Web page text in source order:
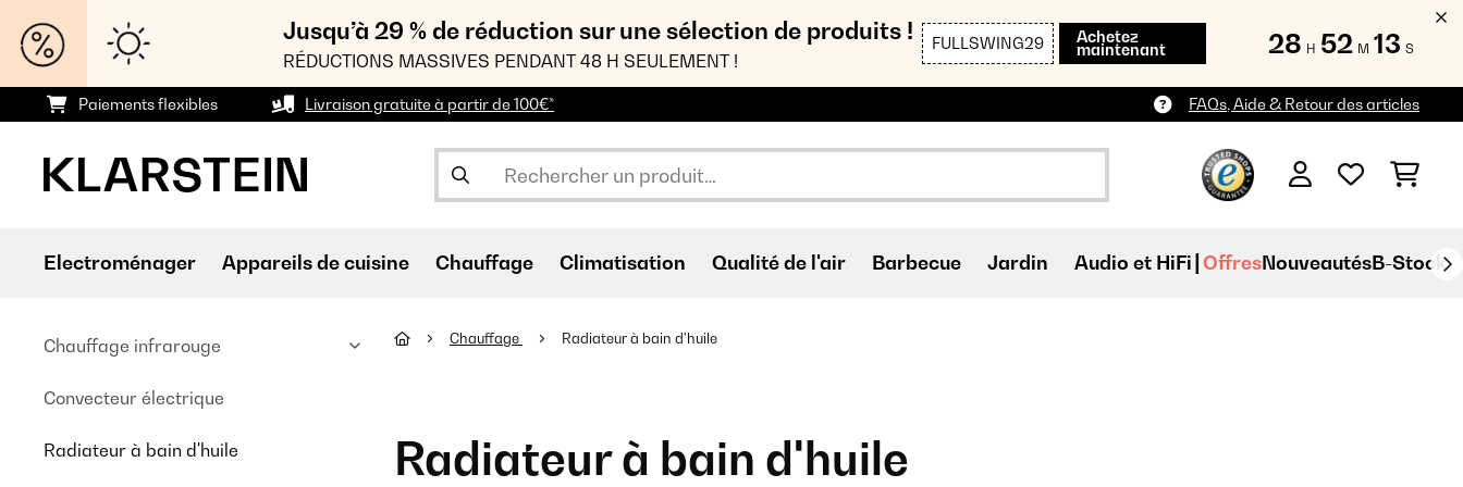
Jusqu’à 29 % de réduction sur une sélection de produits !
RÉDUCTIONS MASSIVES PENDANT 48 H SEULEMENT !
FULLSWING29 Achetez
maintenant 28 H 52 M 12 S
Paiements flexibles Livraison gratuite à partir de 100€* FAQs, Aide & Retour des articles
Electroménager Appareils de cuisine Chauffage Climatisation Qualité de l'air Barbecue Jardin Audio et HiFi OffresNouveautésB-Stock
Chauffage infrarouge
Convecteur électrique
Radiateur à bain d'huile
Chauffage Radiateur à bain d'huile
Radiateur à bain d'huile